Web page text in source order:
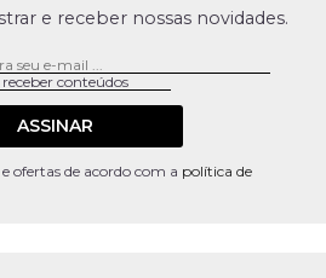
e receber nossas novidades.
ASSINAR
ofertas de acordo com a política de